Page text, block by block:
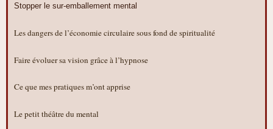
Stopper le sur-emballement mental
Les dangers de l’économie circulaire sous fond de spiritualité
Faire évoluer sa vision grâce à l’hypnose
Ce que mes pratiques m’ont apprise
Le petit théâtre du mental